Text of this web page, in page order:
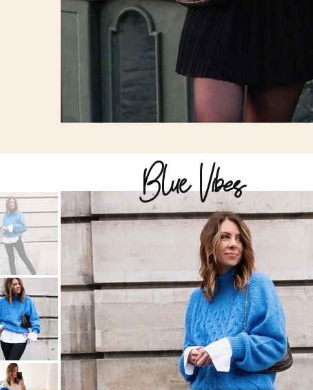
Blue Vibes